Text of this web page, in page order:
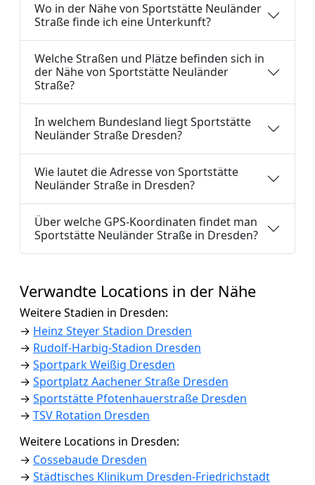
Wo in der Nähe von Sportstätte Neuländer
Straße finde ich eine Unterkunft?
Welche Straßen und Plätze befinden sich in
der Nähe von Sportstätte Neuländer
Straße?
In welchem Bundesland liegt Sportstätte
Neuländer Straße Dresden?
Wie lautet die Adresse von Sportstätte
Neuländer Straße in Dresden?
Über welche GPS-Koordinaten findet man
Sportstätte Neuländer Straße in Dresden?
Verwandte Locations in der Nähe
Weitere Stadien in Dresden:
→ Heinz Steyer Stadion Dresden
→ Rudolf-Harbig-Stadion Dresden
→ Sportpark Weißig Dresden
→ Sportplatz Aachener Straße Dresden
→ Sportstätte Pfotenhauerstraße Dresden
→ TSV Rotation Dresden
Weitere Locations in Dresden:
→ Cossebaude Dresden
→ Städtisches Klinikum Dresden-Friedrichstadt